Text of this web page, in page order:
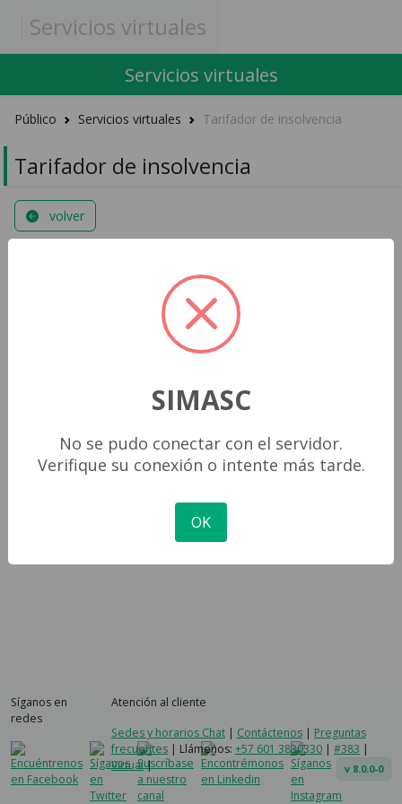
Servicios virtuales
Servicios virtuales
Público Servicios virtuales Tarifador de insolvencia
Tarifador de insolvencia
volver
Condiciones Generales
Consulte la tarifa de su trámite con base en el monto del
capital de los créditos a su cargo (acreedores que también
cuyo monto de capital de créditos, a cargo del deudor, sea
Calcular
Síganos en
redes
Atención al cliente
Sedes y horarios Chat | Contáctenos | Preguntas
frecuentes | Llámenos: +57 601 3830330 | #383 |
Virtual| v 8.0.0-0
SIMASC
No se pudo conectar con el servidor.
Verifique su conexión o intente más tarde.
OK